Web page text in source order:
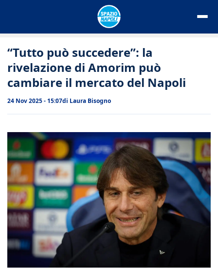
“Tutto può succedere”: la
rivelazione di Amorim può
cambiare il mercato del Napoli
24 Nov 2025 - 15:07di Laura Bisogno